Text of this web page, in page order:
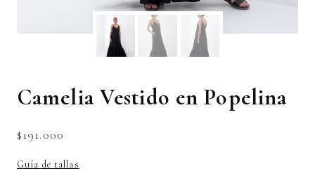
Camelia Vestido en Popelina
$191.000
Guía de tallas